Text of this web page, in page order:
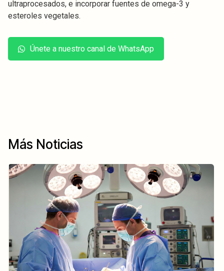
ultraprocesados, e incorporar fuentes de omega-3 y
esteroles vegetales.
Únete a nuestro canal de WhatsApp
Más Noticias